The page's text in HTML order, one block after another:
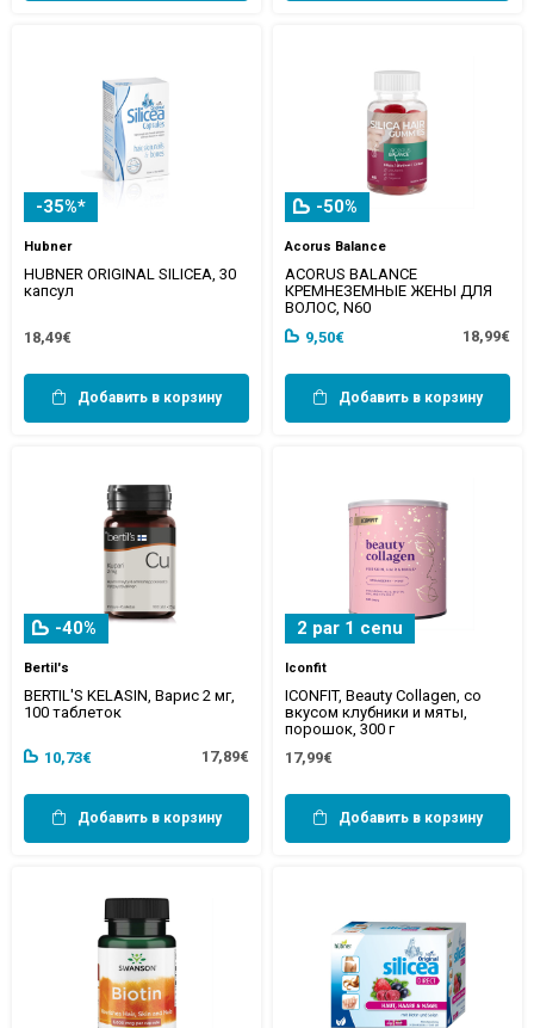
-35%*
Hubner
HUBNER ORIGINAL SILICEA, 30
капсул
18,49€
Добавить в корзину
-50%
Acorus Balance
ACORUS BALANCE
КРЕМНЕЗЕМНЫЕ ЖЕНЫ ДЛЯ
ВОЛОС, N60
9,50€
18,99€
Добавить в корзину
-40%
Bertil's
BERTIL'S KELASIN, Варис 2 мг,
100 таблеток
10,73€ 17,89€
Добавить в корзину
2 par 1 cenu
Iconfit
ICONFIT, Beauty Collagen, со
вкусом клубники и мяты,
порошок, 300 г
17,99€
Добавить в корзину